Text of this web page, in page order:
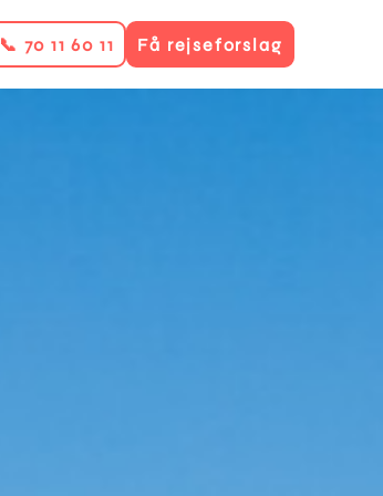
📞 70 11 60 11 Få rejseforslag